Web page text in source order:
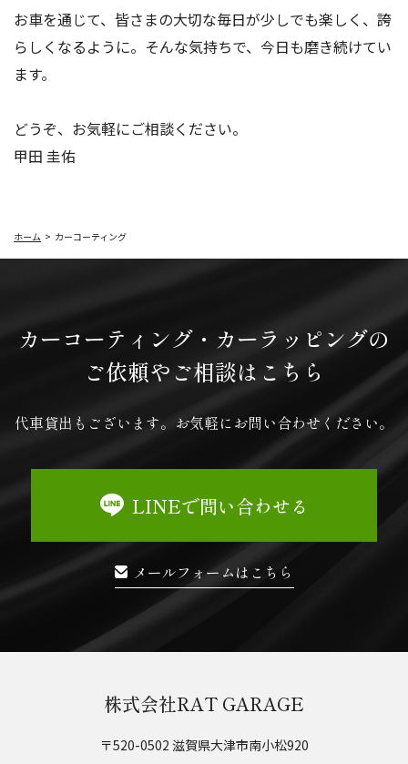
お車を通じて、皆さまの大切な毎日が少しでも楽しく、誇
らしくなるように。そんな気持ちで、今日も磨き続けてい
ます。
どうぞ、お気軽にご相談ください。
甲田 圭佑
ホーム カーコーティング
カーコーティング・ カーラッピングの
ご依頼やご相談はこちら
代車貸出もございます。 お気軽にお問い合わせください。
LINEで問い合わせる
メールフォームはこちら
株式会社RAT GARAGE
〒520-0502 滋賀県大津市南小松920